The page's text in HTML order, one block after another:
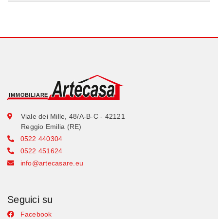
Viale dei Mille, 48/A-B-C - 42121
Reggio Emilia (RE)
0522 440304
0522 451624
info@artecasare.eu
Seguici su
Facebook